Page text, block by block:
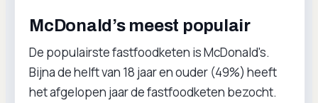
McDonald’s meest populair
De populairste fastfoodketen is McDonald's.
Bijna de helft van 18 jaar en ouder (49%) heeft
het afgelopen jaar de fastfoodketen bezocht.